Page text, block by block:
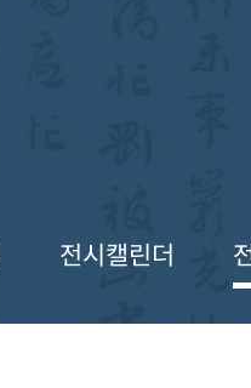
전시캘린더